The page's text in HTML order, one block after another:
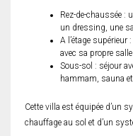
Rez-de-chaussée :
un dressing, une
A l’étage
avec sa propre
Sous-sol : séjour
hammam, sauna
Cette villa est équipée d’un
chauffage au sol et d’un